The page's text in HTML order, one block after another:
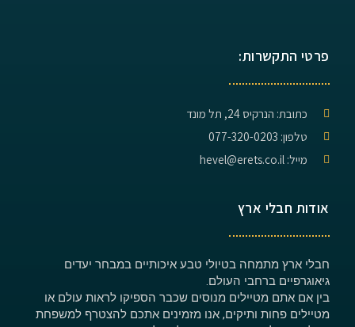
פרטי התקשרות:
כתובת: הנרקיס 24, תל מונד
טלפון: 077-320-0203
מייל: hevel@erets.co.il
אודות חבלי ארץ
חבלי ארץ מתמחה בטיולי טבע איכותיים במבחר יעדים
גיאוגרפיים ברחבי העולם.
בין אם אתם מטיילים מנוסים שכבר הספיקו לראות עולם או
מטיילים פחות ותיקים, אנו מזמינים אתכם להצטרף למשפחת